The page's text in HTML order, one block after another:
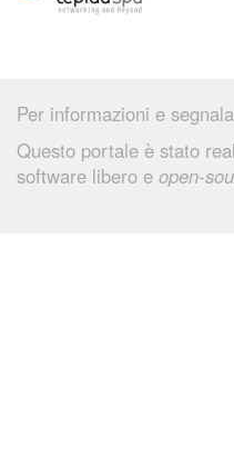
Per informazioni e
Questo portale è stato
software libero e open-